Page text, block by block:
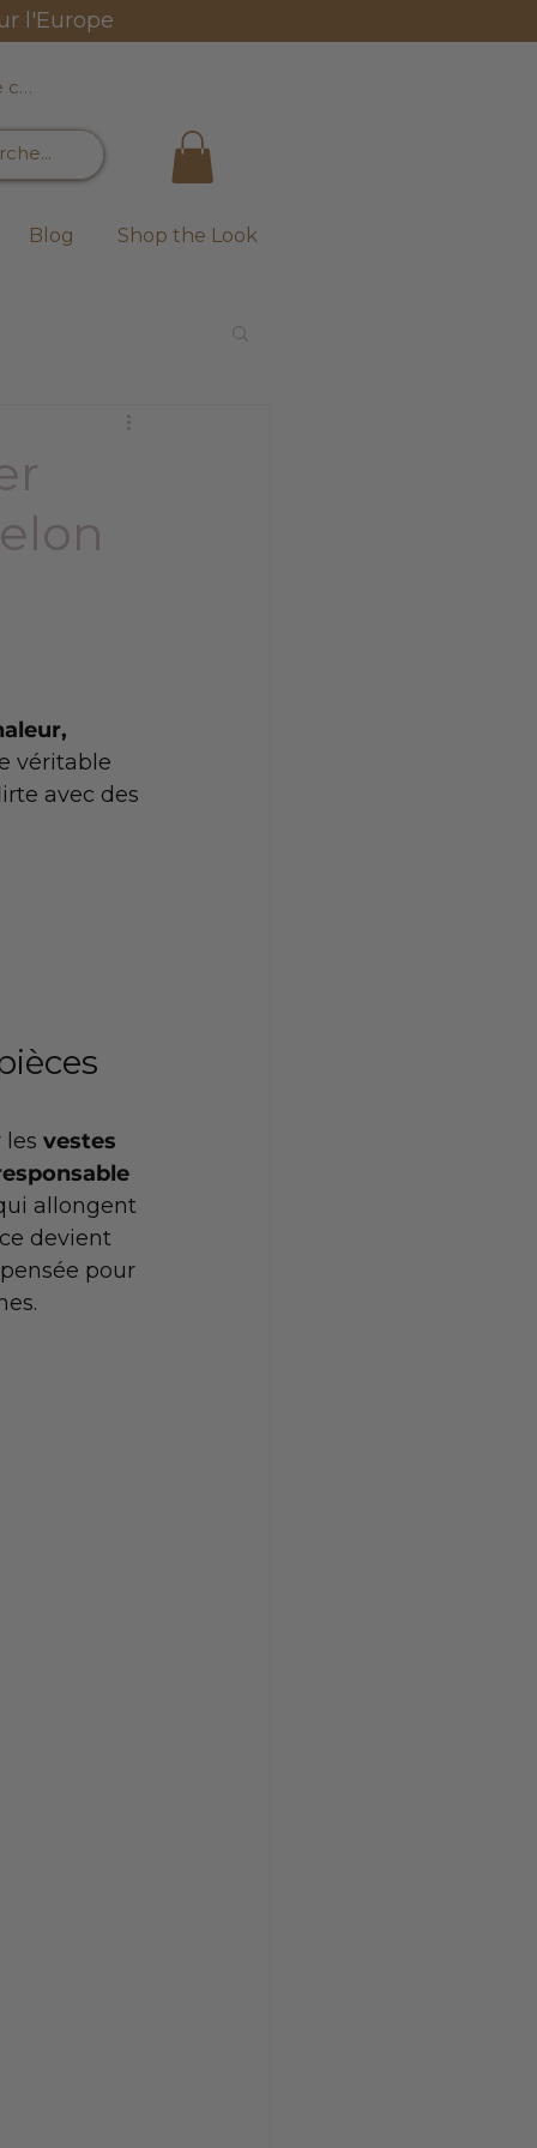
l'Europe
connecter
Blog Shop the Look
véritable
avec des
les vestes
allongent
devient
pour